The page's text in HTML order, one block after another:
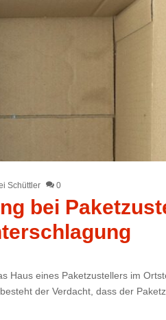
Schüttler 0
bei
Haus eines Paketzustellers im
der Verdacht, dass der